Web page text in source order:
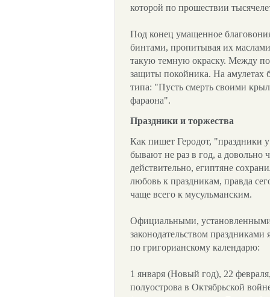
которой по прошествии
Под конец умащенное
бинтами, пропитывая их
такую темную окраску. Между
защиты покойника. На амулетах
типа: "Пусть смерть своими
фараона".
Праздники и торжества
Как пишет Геродот, "праздники
бывают не раз в год, а довольно
действительно, египтяне
любовь к праздникам, правда
чаще всего к мусульманским.
Официальными,
законодательством праздниками
по григорианскому календарю:
1 января (Новый год), 22
полуострова в Октябрьской